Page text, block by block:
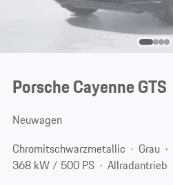
Porsche Cayenne GTS
Neuwagen
Chromitschwarzmetallic
Grau
368 kW / 500 PS
Allradantrieb